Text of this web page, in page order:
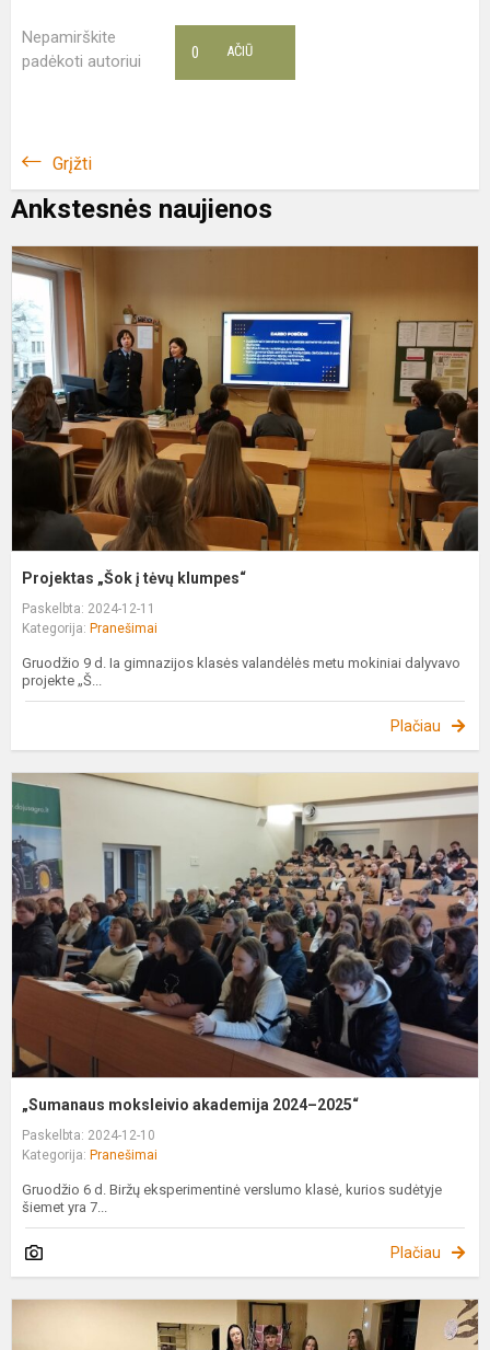
Nepamirškite
padėkoti autoriui
AČIŪ
0
Grįžti
Ankstesnės naujienos
Projektas „Šok į tėvų klumpes“
Paskelbta: 2024-12-11
Kategorija: Pranešimai
Gruodžio 9 d. Ia gimnazijos klasės valandėlės metu mokiniai dalyvavo
projekte „Š...
Plačiau
„Sumanaus moksleivio akademija 2024–2025“
Paskelbta: 2024-12-10
Kategorija: Pranešimai
Gruodžio 6 d. Biržų eksperimentinė verslumo klasė, kurios sudėtyje
šiemet yra 7...
Plačiau